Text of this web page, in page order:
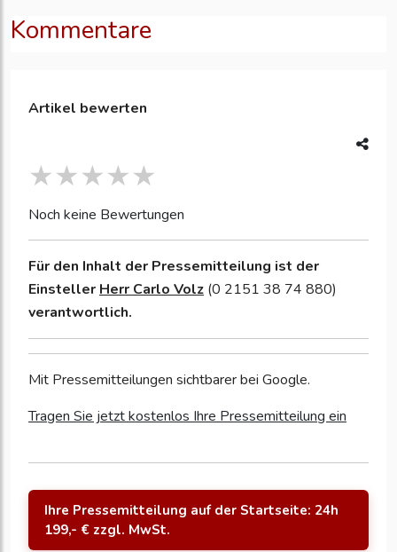
Kommentare
Artikel bewerten
Noch keine Bewertungen
Für den Inhalt der Pressemitteilung ist der
Einsteller Herr Carlo Volz (0 2151 38 74 880)
verantwortlich.
Mit Pressemitteilungen sichtbarer bei Google.
Tragen Sie jetzt kostenlos Ihre Pressemitteilung ein
Ihre Pressemitteilung auf der Startseite: 24h
199,- € zzgl. MwSt.